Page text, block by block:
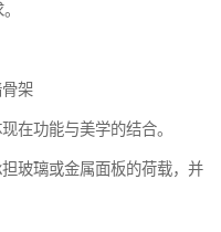
架
在功能与美学的结合。
玻璃或金属面板的荷载，并